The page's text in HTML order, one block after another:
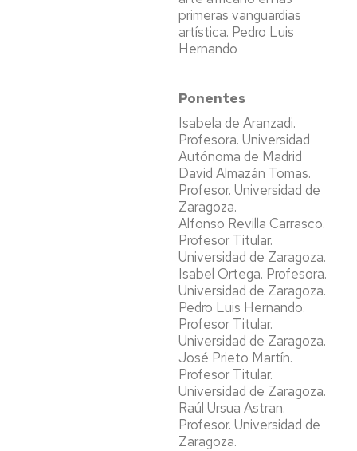
primeras vanguardias
artística. Pedro Luis
Hernando
Ponentes
Isabela de Aranzadi.
Profesora. Universidad
Autónoma de Madrid
David Almazán Tomas.
Profesor. Universidad de
Zaragoza.
Alfonso Revilla Carrasco.
Profesor Titular.
Universidad de Zaragoza.
Isabel Ortega. Profesora.
Universidad de Zaragoza.
Pedro Luis Hernando.
Profesor Titular.
Universidad de Zaragoza.
José Prieto Martín.
Profesor Titular.
Universidad de Zaragoza.
Raúl Ursua Astran.
Profesor. Universidad de
Zaragoza.